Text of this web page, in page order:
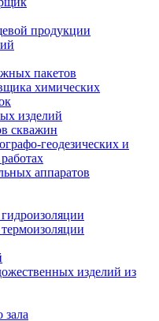
продукции
пакетов
химических
изделий
скважин
геодезических и
аппаратов
изделий из
зала